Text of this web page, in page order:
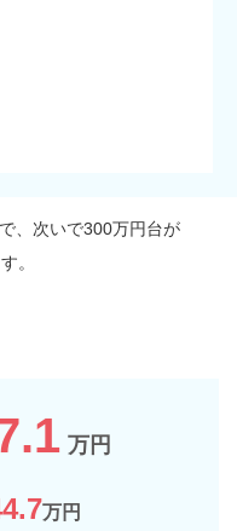
、次いで300万円台が
。
万円
万円